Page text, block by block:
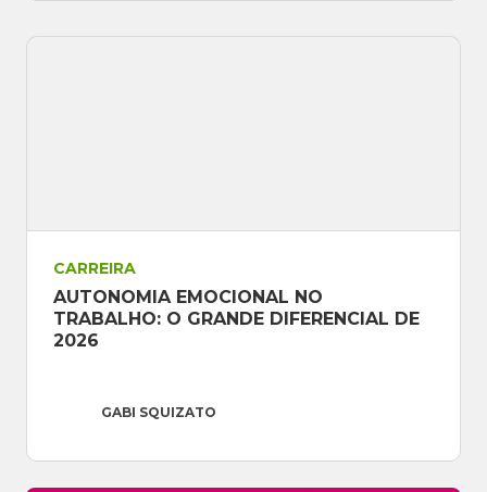
CARREIRA
AUTONOMIA EMOCIONAL NO
TRABALHO: O GRANDE DIFERENCIAL DE
2026
GABI SQUIZATO